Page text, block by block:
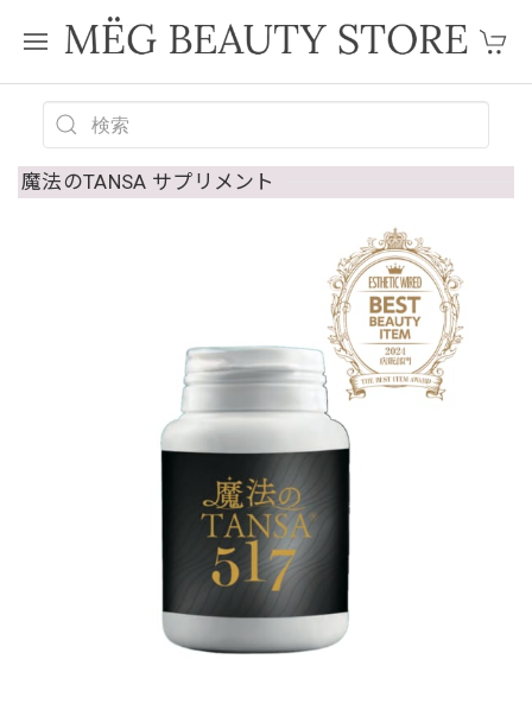
魔法のTANSA サプリメント